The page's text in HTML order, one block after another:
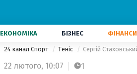
ЕКОНОМІКА БІЗНЕС ФІНАНСИ
24 канал Спорт Теніс Сергій
22 лютого, 10:07 1